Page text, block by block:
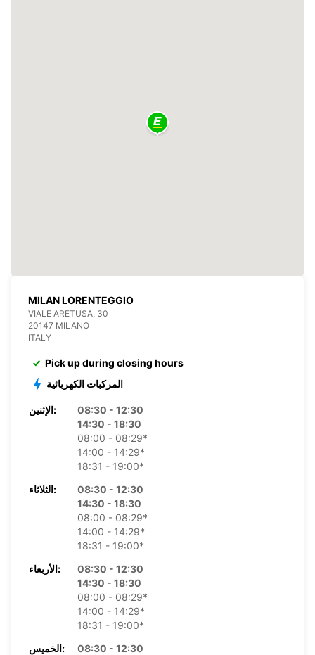
MILAN LORENTEGGIO
VIALE ARETUSA, 30
20147 MILANO
ITALY
Pick up during closing hours
المركبات الكهربائية
الإثنين:
08:30 - 12:30
14:30 - 18:30
08:00 - 08:29*
14:00 - 14:29*
18:31 - 19:00*
الثلاثاء:
08:30 - 12:30
14:30 - 18:30
08:00 - 08:29*
14:00 - 14:29*
18:31 - 19:00*
الأربعاء:
08:30 - 12:30
14:30 - 18:30
08:00 - 08:29*
14:00 - 14:29*
18:31 - 19:00*
الخميس:
08:30 - 12:30